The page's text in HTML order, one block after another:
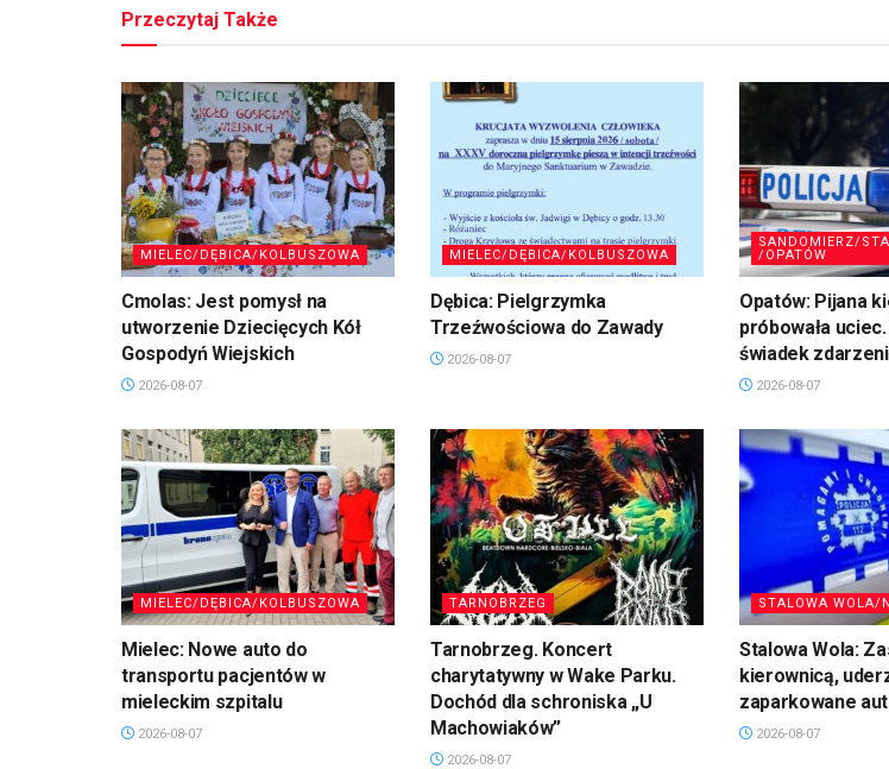
Przeczytaj Także
MIELEC/DĘBICA/KOLBUSZOWA
Cmolas: Jest pomysł na
utworzenie Dziecięcych Kół
Gospodyń Wiejskich
2026-08-07
MIELEC/DĘBICA/KOLBUSZOWA
Dębica: Pielgrzymka
Trzeźwościowa do Zawady
2026-08-07
SANDOMIERZ/
/OPATÓW
Opatów: Pijana
próbowała
świadek
2026-08-07
MIELEC/DĘBICA/KOLBUSZOWA
Mielec: Nowe auto do
transportu pacjentów w
mieleckim szpitalu
2026-08-07
TARNOBRZEG
Tarnobrzeg. Koncert
charytatywny w Wake Parku.
Dochód dla schroniska „U
Machowiaków”
2026-08-07
STALOWA WOLA/
Stalowa Wola:
kierownicą,
zaparkowane
2026-08-07